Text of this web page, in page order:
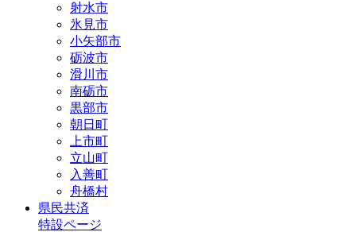
射水市
氷見市
小矢部市
砺波市
滑川市
南砺市
黒部市
朝日町
上市町
立山町
入善町
舟橋村
県民共済
特設ページ